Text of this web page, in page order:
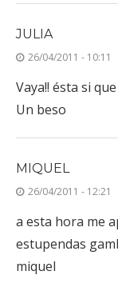
JULIA
26/04/2011 - 10:11
Vaya!! ésta si
Un beso
MIQUEL
26/04/2011 - 12:21
a esta hora me
estupendas
miquel